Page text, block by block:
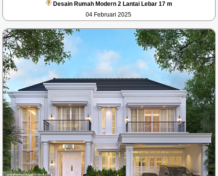
Desain Rumah Modern 2 Lantai Lebar 17 m
04 Februari 2025